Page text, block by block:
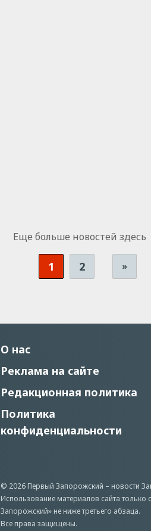
Еще больше новостей здесь
1 2 »
О нас
Реклама на сайте
Редакционная политика
Политика
конфиденциальности
© 2026 Первый Запорожский – новости
Использование материалов сайта только
Запорожский» не ниже третьего абзаца.
Все права защищены.